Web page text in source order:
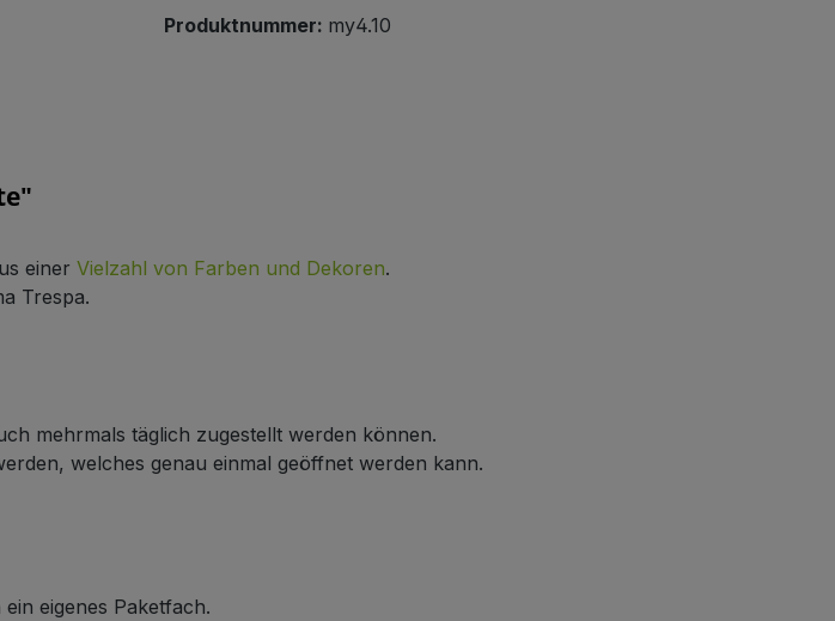
Produktnummer: my4.10
einer Vielzahl von Farben und Dekoren.
Trespa.
mehrmals täglich zugestellt werden können.
welches genau einmal geöffnet werden kann.
eigenes Paketfach.